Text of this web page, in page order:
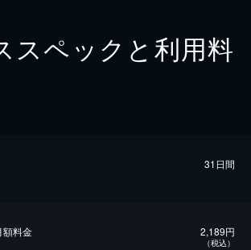
スペックと利用料
31日間
額料金 2,189円
（税込）